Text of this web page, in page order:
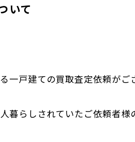
いて
一戸建ての買取査定依頼がご
暮らしされていたご依頼者